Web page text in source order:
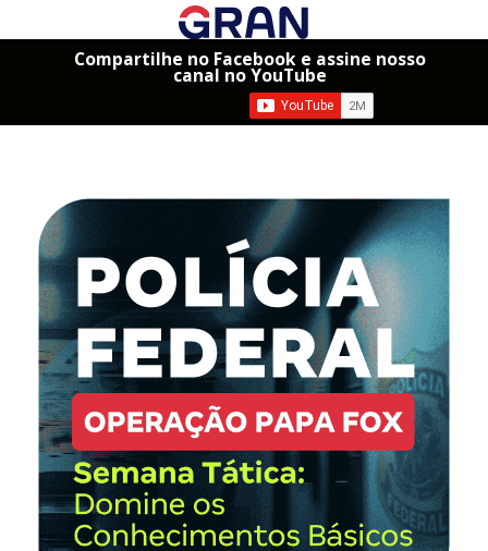
Compartilhe no Facebook e assine nosso
canal no YouTube